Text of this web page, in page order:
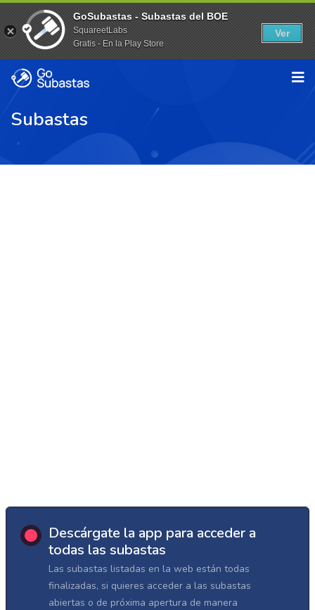
Subastas
Descárgate la app para acceder a
todas las subastas
Las subastas listadas en la web están todas
finalizadas, si quieres acceder a las subastas
abiertas o de próxima apertura de manera
GoSubastas - Subastas del BOE
SquareetLabs
Gratis - En la Play Store
Ver